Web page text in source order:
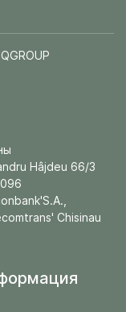
Hâjdeu 66/3
Chisinau